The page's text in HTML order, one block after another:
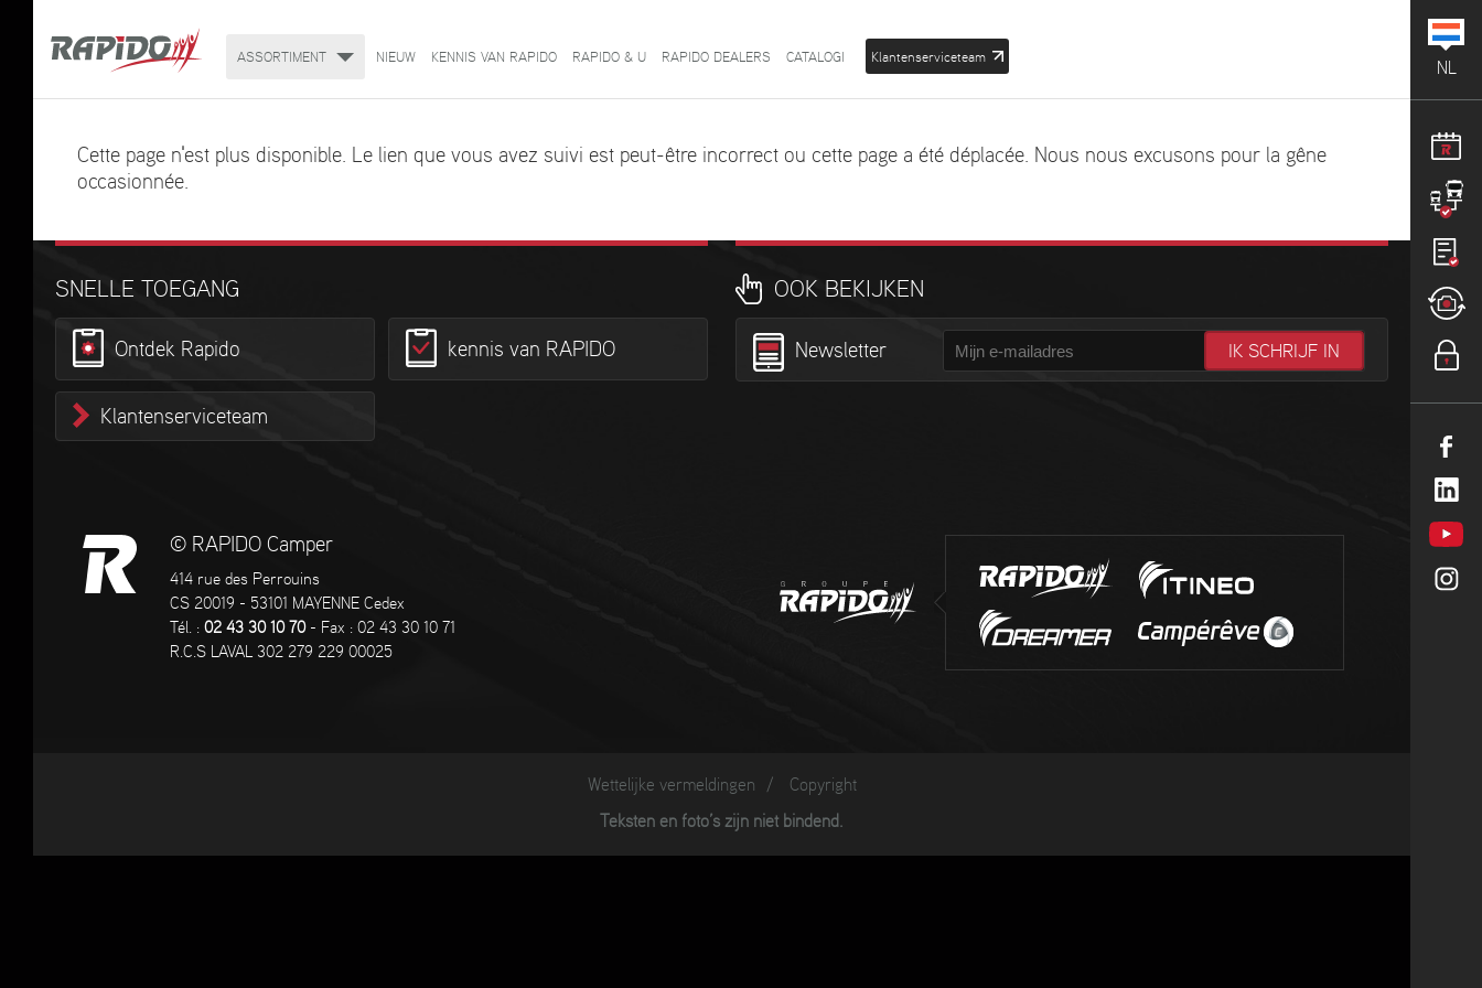
NL
ASSORTIMENT NIEUW KENNIS VAN RAPIDO RAPIDO & U RAPIDO DEALERS CATALOGI Klantenserviceteam
Cette page n'est plus disponible. Le lien que vous avez suivi est peut-être incorrect ou cette page a été déplacée. Nous nous excusons pour la gêne
occasionnée.
SNELLE TOEGANG
Ontdek Rapido kennis van RAPIDO
Klantenserviceteam
OOK BEKIJKEN
Newsletter
© RAPIDO Camper
414 rue des Perrouins
CS 20019 - 53101 MAYENNE Cedex
Tél. : 02 43 30 10 70- Fax : 02 43 30 10 71
R.C.S LAVAL 302 279 229 00025
Wettelijke vermeldingen / Copyright
Teksten en foto’s zijn niet bindend.